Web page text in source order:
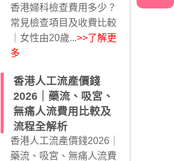
香港婦科檢查費用多少？
常見檢查項目及收費比較
｜女性由20歲...>>了解更
多
香港人工流產價錢
2026｜藥流、吸宮、
無痛人流費用比較及
流程全解析
香港人工流產價錢2026｜
藥流、吸宮、無痛人流費